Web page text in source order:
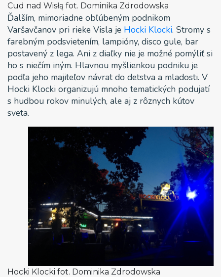
Cud nad Wisłą fot. Dominika Zdrodowska
Ďalším, mimoriadne obľúbeným podnikom
Varšavčanov pri rieke Visla je Hocki Klocki. Stromy s
farebným podsvietením, lampióny, disco gule, bar
postavený z lega. Ani z diaľky nie je možné pomýliť si
ho s niečím iným. Hlavnou myšlienkou podniku je
podľa jeho majiteľov návrat do detstva a mladosti. V
Hocki Klocki organizujú mnoho tematických podujatí
s hudbou rokov minulých, ale aj z rôznych kútov
sveta.
Hocki Klocki fot. Dominika Zdrodowska